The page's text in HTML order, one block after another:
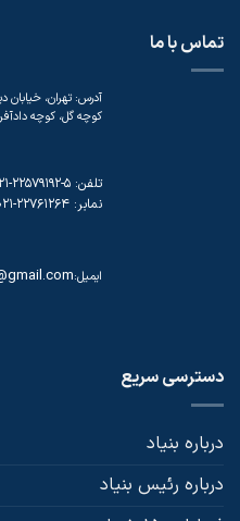
تماس با ما
آدرس: تهران، خيابان
كوچه گل، كوچه
تلفن: 5-22579192-021
نمابر: 22761264-021
ایمیل:
دسترسی سریع
درباره بنیاد
درباره رئیس بنیاد